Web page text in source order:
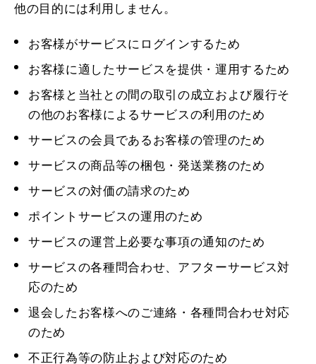
他の目的には利用しません。
お客様がサービスにログインするため
お客様に適したサービスを提供・運用するため
お客様と当社との間の取引の成立および履行そ
の他のお客様によるサービスの利用のため
サービスの会員であるお客様の管理のため
サービスの商品等の梱包・発送業務のため
サービスの対価の請求のため
ポイントサービスの運用のため
サービスの運営上必要な事項の通知のため
サービスの各種問合わせ、アフターサービス対
応のため
退会したお客様へのご連絡・各種問合わせ対応
のため
不正行為等の防止および対応のため